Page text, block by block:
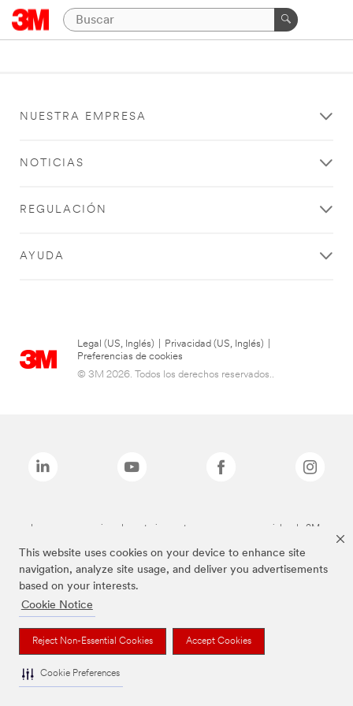
This website uses cookies on your device to enhance site
navigation, analyze site usage, and deliver you advertisements
based on your interests.
Cookie Notice
Reject Non-Essential Cookies Accept Cookies
Cookie Preferences
NUESTRA EMPRESA
NOTICIAS
REGULACIÓN
AYUDA
Legal (US, Inglés) Privacidad (US, Inglés)
Preferencias de cookies
© 3M 2026. Todos los derechos reservados..
Las marcas mencionadas anteriormente son marcas comerciales de 3M.